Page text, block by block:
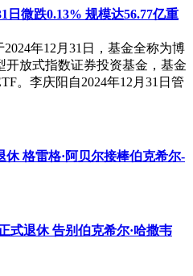
135年历史的赛事汇聚了来自
默契配合，最终斩获总冠军。
日微跌0.13% 规模达56.77亿重
年12月31日，基金全称为博
开放式指数证券投资基金，基金
。李庆阳自2024年12月31日管
休 格雷格·阿贝尔接棒伯克希尔-
式退休 告别伯克希尔·哈撒韦